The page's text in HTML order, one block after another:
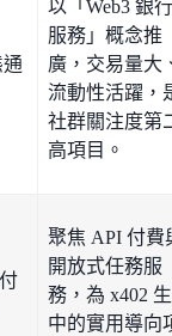
以「Web3 銀
服務」概念推
廣，交易量大
流動性活躍，
社群關注度第
高項目。
聚焦 API 付費
開放式任務服
務，為 x402
中的實用導向